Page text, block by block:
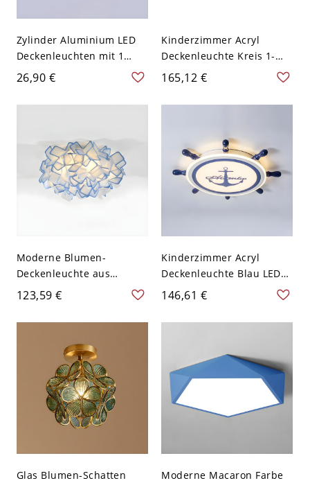
Zylinder Aluminium LED
Deckenleuchten mit 1
Licht im modernen Stil -
Blau 110V-120V
26,90 €
Kinderzimmer Acryl
Deckenleuchte Kreis 1-
Licht LED Cartoon
Deckenlampe in Blau -
Seeblau 110V-120V
165,12 €
Moderne Blumen-
Deckenleuchte aus
Kunststoff für das
120V 53,34 cm Weißlicht
123,59 €
Kinderzimmer Acryl
Deckenleuchte Blau LED
Lampe mit 1 Licht - Blau
146,61 €
Glas Blumen-Schatten
Moderne Macaron Farbe